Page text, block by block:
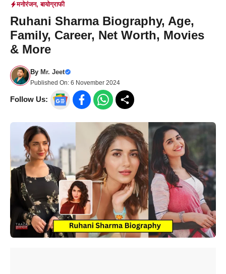
मनोरंजन,बायोग्राफी
Ruhani Sharma Biography, Age,
Family, Career, Net Worth, Movies
& More
By Mr. Jeet
Published On: 6 November 2024
Follow Us: